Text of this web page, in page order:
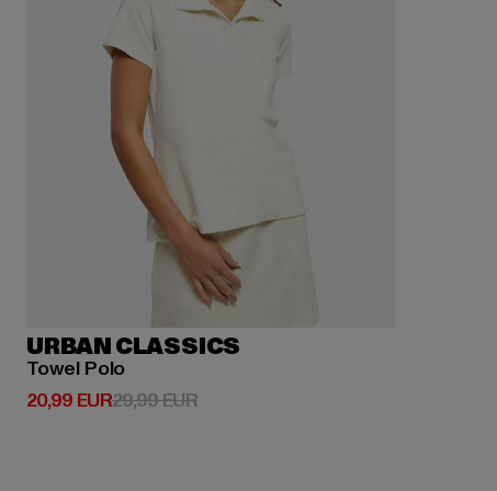
URBAN CLASSICS
Towel Polo
20,99 EUR
Derzeitiger Preis: 20,99 EUR
29,99 EURAktionspreis: 29,99 EUR